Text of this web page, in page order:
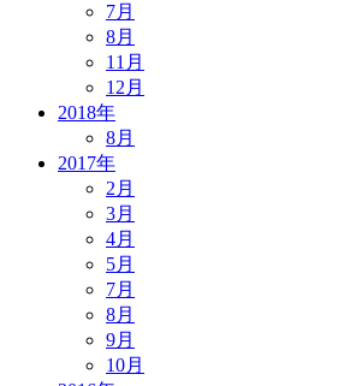
7月
8月
11月
12月
2018年
8月
2017年
2月
3月
4月
5月
7月
8月
9月
10月